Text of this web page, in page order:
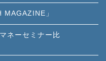
MAGAZINE」
ネーセミナー比